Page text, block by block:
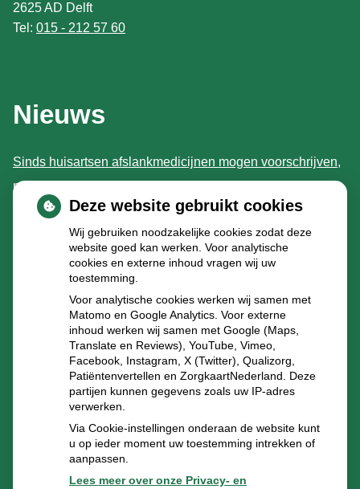
2625 AD Delft
Tel: 015 - 212 57 60
Nieuws
Sinds huisartsen afslankmedicijnen mogen voorschrijven,
neemt gebruik toe
Schurft sinds corona geen vergeten ziekte meer: aantal
uitbraken fors gestegen
Stoppen met afslankmedicijnen betekent zonder
leefstijlaanpassingen weer gewichtstoename
Kookadvies drinkwater in provincie Utrecht vanwege
besmetting
Terugroepactie babyvoeding Nestlé: bacterie kan baby’s
ziek maken
Deze website gebruikt cookies
Wij gebruiken noodzakelijke cookies zodat deze
website goed kan werken. Voor analytische
cookies en externe inhoud vragen wij uw
toestemming.
Voor analytische cookies werken wij samen met
Matomo en Google Analytics. Voor externe
inhoud werken wij samen met Google (Maps,
Translate en Reviews), YouTube, Vimeo,
Facebook, Instagram, X (Twitter), Qualizorg,
Patiëntenvertellen en ZorgkaartNederland. Deze
partijen kunnen gegevens zoals uw IP-adres
verwerken.
Via Cookie-instellingen onderaan de website kunt
u op ieder moment uw toestemming intrekken of
aanpassen.
Lees meer over onze Privacy- en